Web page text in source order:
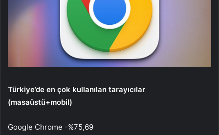
Türkiye’de en çok kullanılan tarayıcılar
(masaüstü+mobil)
Google Chrome -%75,69